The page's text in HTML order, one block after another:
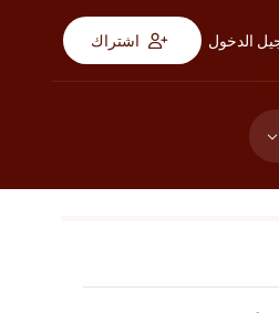
الدخول اشتراك